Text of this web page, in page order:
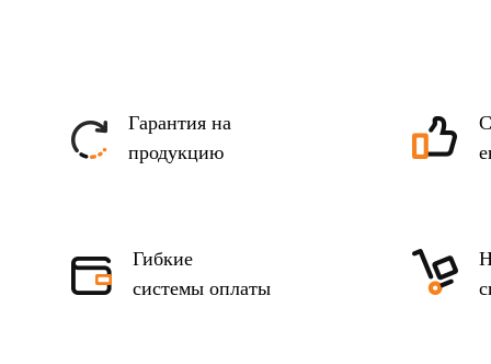
Гарантия на
продукцию
Гибкие
системы оплаты